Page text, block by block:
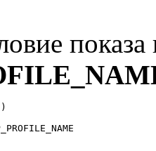
показа